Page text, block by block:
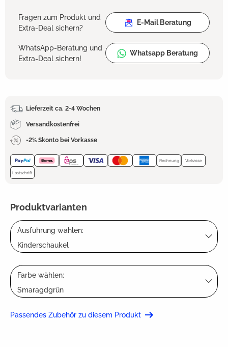
Fragen zum Produkt und
Extra-Deal sichern?
E-Mail Beratung
WhatsApp-Beratung und
Extra-Deal sichern!
Whatsapp Beratung
Lieferzeit ca. 2-4 Wochen
Versandkostenfrei
-2% Skonto bei Vorkasse
Rechnung Vorkasse
Lastschrift
Produktvarianten
Ausführung wählen:
Kinderschaukel
Farbe wählen:
Smaragdgrün
Passendes Zubehör zu diesem Produkt